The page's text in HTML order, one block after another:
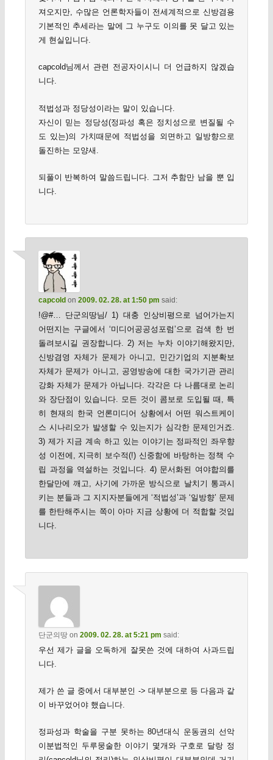
져오지만, 수많은 언론학자들이 전세계적으로 신방겸용
기본적인 추세라는 말에 그 누구도 이의를 못 달고 있는
게 현실입니다.
capcold님께서 관련 전공자이시니 더 언급하지 않겠습
니다.
적법성과 정당성이라는 말이 있습니다.
자신이 믿는 정당성(정파성 혹은 정치성으로 변질될 수
도 있는)의 가치때문에 적법성을 외면하고 일방향으로
돌진하는 모양새.
되풀이 반복하여 말씀드립니다. 그저 추함만 남을 뿐 입
니다.
capcold on 2009. 02. 28. at 1:50 pm said:
!@#… 단군의땅님/ 1) 대충 인상비평으로 넘어가는지
어떤지는 구글에서 ‘미디어공공성포럼’으로 검색 한 번
돌려보시길 권장합니다. 2) 저는 누차 이야기해왔지만,
신방겸영 자체가 문제가 아니고, 민간기업의 지분확보
자체가 문제가 아니고, 공영방송에 대한 국가기관 관리
강화 자체가 문제가 아닙니다. 각각은 다 나름대로 논리
와 장단점이 있습니다. 모든 것이 콤보로 도입될 때, 특
히 현재의 한국 언론미디어 상황에서 어떤 워스트케이
스 시나리오가 발생할 수 있는지가 심각한 문제인거죠.
3) 제가 지금 계속 하고 있는 이야기는 정파적인 좌우향
성 이전에, 지극히 보수적(!) 신중함에 바탕하는 정책 수
립 과정을 역설하는 것입니다. 4) 문서화된 여야합의를
한달만에 깨고, 사기에 가까운 방식으로 날치기 통과시
키는 분들과 그 지지자분들에게 ‘적법성’과 ‘일방향’ 문제
를 한탄해주시는 쪽이 아마 지금 상황에 더 적합할 것입
니다.
단군의땅on 2009. 02. 28. at 5:21 pm said:
우선 제가 글을 오독하게 잘못쓴 것에 대하여 사과드립
니다.
제가 쓴 글 중에서 대부분인 -> 대부분으로 등 다음과 같
이 바꾸었어야 했습니다.
정파성과 학술을 구분 못하는 80년대식 운동권의 선악
이분법적인 두루뭉술한 이야기 몇개와 구호로 달랑 정